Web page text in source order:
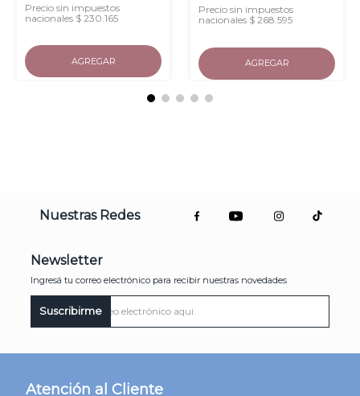
Precio sin impuestos
nacionales $ 230.165
AGREGAR
Precio sin impuestos
nacionales $ 268.595
AGREGAR
Nuestras Redes
Newsletter
Ingresá tu correo electrónico para recibir nuestras novedades
Suscribirme
Atención al Cliente